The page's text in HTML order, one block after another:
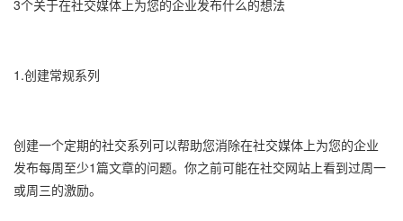
3个关于在社交媒体上为您的企业发布什么的想法
1.创建常规系列
创建一个定期的社交系列可以帮助您消除在社交媒体上为您的企业
发布每周至少1篇文章的问题。你之前可能在社交网站上看到过周一
或周三的激励。